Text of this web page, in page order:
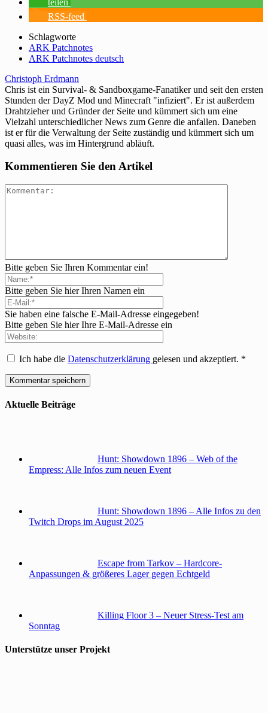
RSS-feed
Schlagworte
ARK Patchnotes
ARK Patchnotes deutsch
Christoph Erdmann
Chris ist ein Survival- & Sandboxgame-Fanatiker und seit den ersten
Stunden der DayZ Mod und Minecraft "infiziert". Er ist außerdem
Drahtzieher und Gründer der Seite und kümmert sich um eine
Vielzahl unterschiedlicher News zum Genre die anfallen. Daneben
ist er für die Verwaltung der Seite zuständig und kümmert sich um
quasi alles, was im Hintergrund abläuft.
Kommentieren Sie den Artikel
Bitte geben Sie Ihren Kommentar ein!
Bitte geben Sie hier Ihren Namen ein
Sie haben eine falsche E-Mail-Adresse eingegeben!
Bitte geben Sie hier Ihre E-Mail-Adresse ein
Ich habe die Datenschutzerklärung gelesen und akzeptiert. *
Aktuelle Beiträge
Hunt: Showdown 1896 – Web of the
Empress: Alle Infos zum neuen Event
Hunt: Showdown 1896 – Alle Infos zu den
Twitch Drops im August 2025
Escape from Tarkov – Hardcore-
Anpassungen & größeres Lager gegen Echtgeld
Killing Floor 3 – Neuer Stress-Test am
Sonntag
Unterstütze unser Projekt